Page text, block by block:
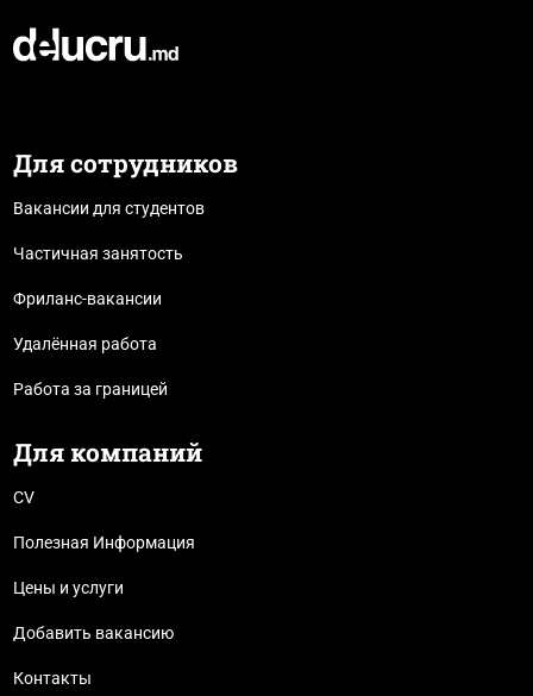
Для сотрудников
Вакансии для студентов
Частичная занятость
Фриланс-вакансии
Удалённая работа
Работа за границей
Для компаний
CV
Полезная Информация
Цены и услуги
Добавить вакансию
Контакты